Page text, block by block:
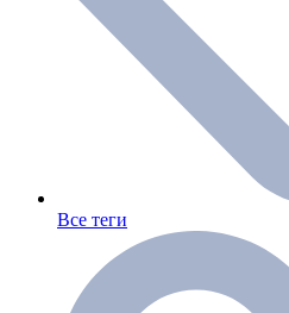
Все теги